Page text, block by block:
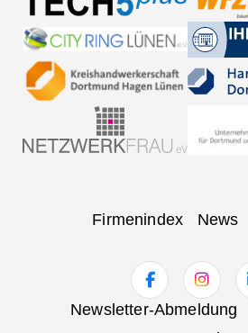
Firmenindex News
NavigationNewsletter-Abmeldung